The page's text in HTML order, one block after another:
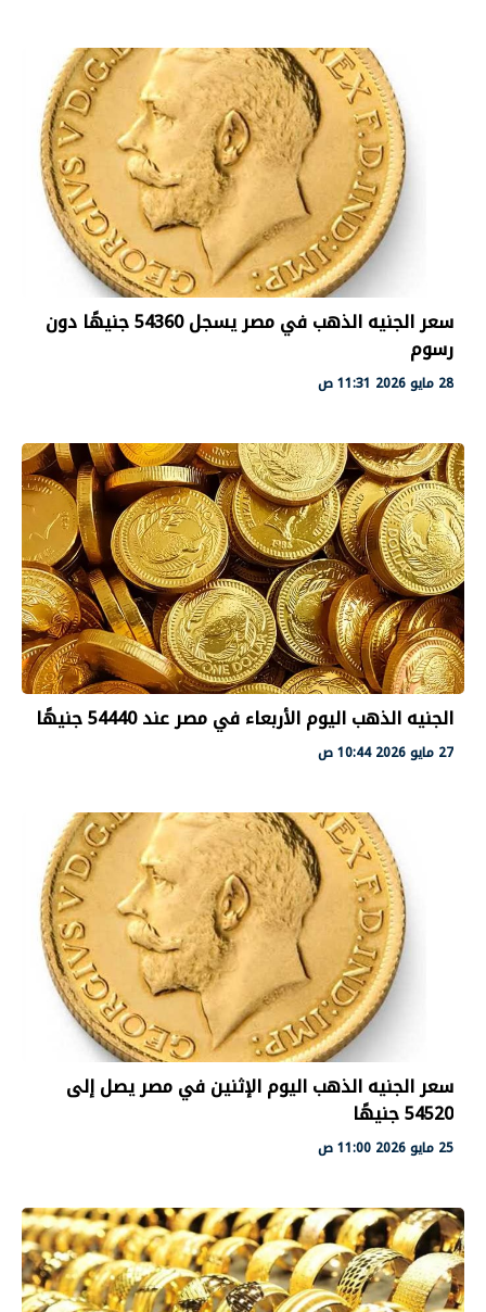
سعر الجنيه الذهب في مصر يسجل 54360 جنيهًا دون
رسوم
28 مايو 2026 11:31 ص
الجنيه الذهب اليوم الأربعاء في مصر عند 54440 جنيهًا
27 مايو 2026 10:44 ص
سعر الجنيه الذهب اليوم الإثنين في مصر يصل إلى
54520 جنيهًا
25 مايو 2026 11:00 ص